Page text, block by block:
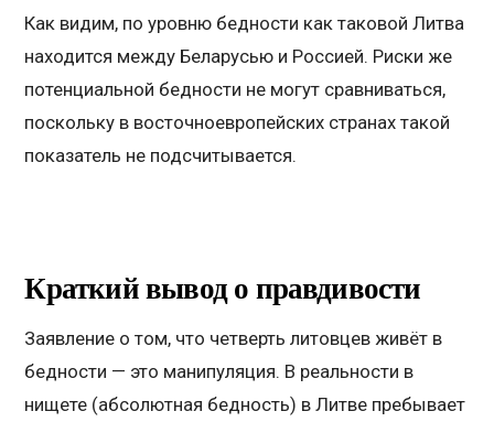
Как видим, по уровню бедности как таковой Литва
находится между Беларусью и Россией. Риски же
потенциальной бедности не могут сравниваться,
поскольку в восточноевропейских странах такой
показатель не подсчитывается.
Краткий вывод о правдивости
Заявление о том, что четверть литовцев живёт в
бедности — это манипуляция. В реальности в
нищете (абсолютная бедность) в Литве пребывает